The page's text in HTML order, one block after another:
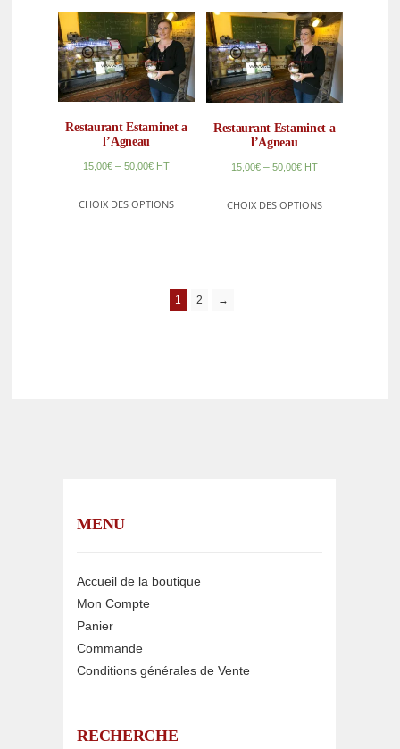
Restaurant Estaminet a
l’Agneau
15,00€ –50,00€ HT
CHOIX DES OPTIONS
Restaurant Estaminet a
l’Agneau
15,00€– 50,00€ HT
CHOIX DES OPTIONS
1 2 →
MENU
Accueil de la boutique
Mon Compte
Panier
Commande
Conditions générales de Vente
RECHERCHE